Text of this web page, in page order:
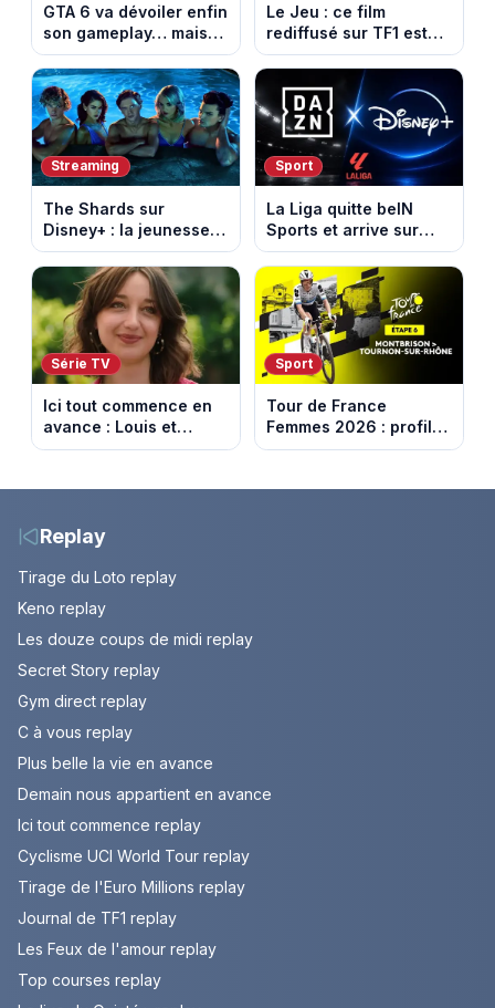
GTA 6 va dévoiler enfin
son gameplay… mais
d’abord sur Netflix
Le Jeu : ce film
rediffusé sur TF1 est
adapté d’un succès
italien devenu un
phénomène mondial
Streaming
The Shards sur
Disney+ : la jeunesse
dorée de Los Angeles
face à un tueur dans
les années 80
Sport
La Liga quitte beIN
Sports et arrive sur
DAZN et Disney+ en
France
Série TV
Ici tout commence en
avance : Louis et
Jasmine enfin en
août 2026 (spoiler)
Sport
Tour de France
Femmes 2026 : profil
et horaires de la 6e
Montbrison et
Replay
Tirage du Loto replay
Keno replay
Les douze coups de midi replay
Secret Story replay
Gym direct replay
C à vous replay
Plus belle la vie en avance
Demain nous appartient en avance
Ici tout commence replay
Cyclisme UCI World Tour replay
Tirage de l'Euro Millions replay
Journal de TF1 replay
Les Feux de l'amour replay
Top courses replay